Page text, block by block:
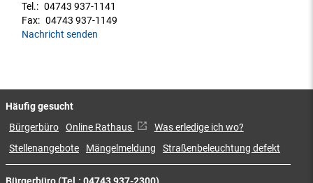
Tel.: 04743 937-1141
Fax: 04743 937-1149
Nachricht senden
Häufig gesucht
Bürgerbüro Online Rathaus
Was erledige ich wo?
Stellenangebote
Mängelmeldung Straßenbeleuchtung defekt